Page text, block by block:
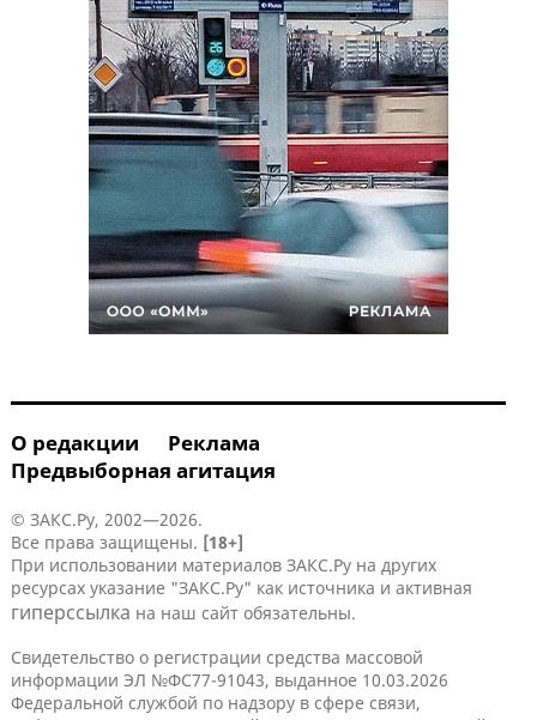
О редакции
Реклама
Предвыборная агитация
© ЗАКС.Ру, 2002—2026.
Все права защищены. [18+]
При использовании материалов ЗАКС.Ру на других
ресурсах указание "ЗАКС.Ру" как источника и активная
гиперссылка на наш сайт обязательны.
Свидетельство о регистрации средства массовой
информации ЭЛ №ФС77-91043, выданное 10.03.2026
Федеральной службой по надзору в сфере связи,